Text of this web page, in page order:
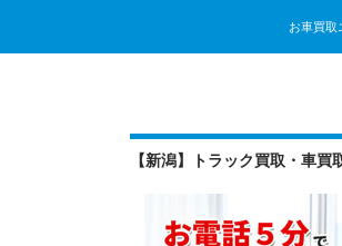
お車買
【新潟】トラック買取・車買